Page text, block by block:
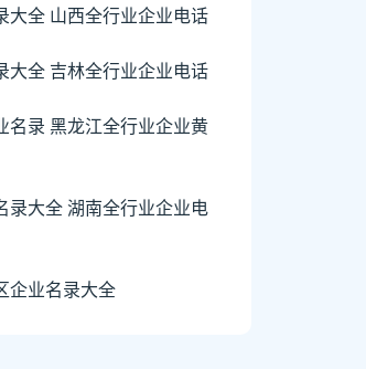
大全 山西全行业企业电话
大全 吉林全行业企业电话
名录 黑龙江全行业企业黄
录大全 湖南全行业企业电
企业名录大全